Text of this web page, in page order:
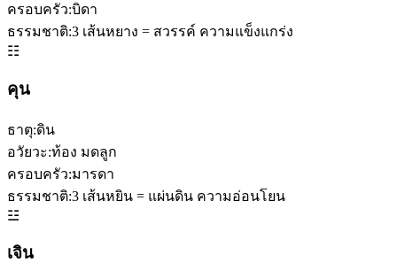
ครอบครัว:บิดา
ธรรมชาติ:3 เส้นหยาง = สวรรค์ ความแข็งแกร่ง
☷
คุน
ธาตุ:ดิน
อวัยวะ:ท้อง มดลูก
ครอบครัว:มารดา
ธรรมชาติ:3 เส้นหยิน = แผ่นดิน ความอ่อนโยน
☳
เจิน